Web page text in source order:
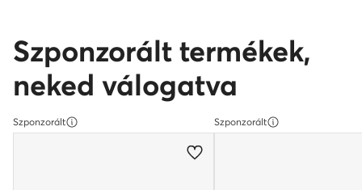
Szponzorált termékek,
neked válogatva
Szponzorált Szponzorált